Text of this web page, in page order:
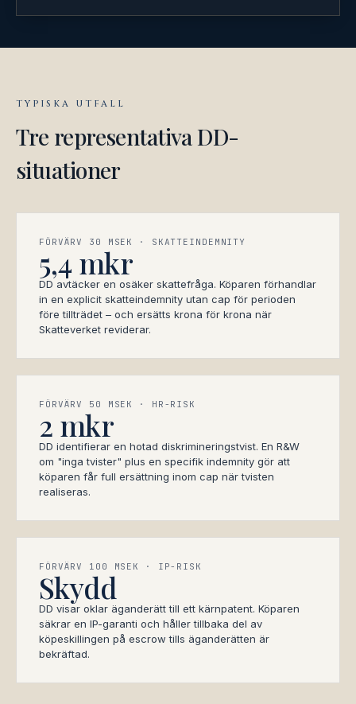
TYPISKA UTFALL
Tre representativa DD-
situationer
FÖRVÄRV 30 MSEK · SKATTEINDEMNITY
5,4 mkr
DD avtäcker en osäker skattefråga. Köparen förhandlar
in en explicit skatteindemnity utan cap för perioden
före tillträdet – och ersätts krona för krona när
Skatteverket reviderar.
FÖRVÄRV 50 MSEK · HR-RISK
2 mkr
DD identifierar en hotad diskrimineringstvist. En R&W
om "inga tvister" plus en specifik indemnity gör att
köparen får full ersättning inom cap när tvisten
realiseras.
FÖRVÄRV 100 MSEK · IP-RISK
Skydd
DD visar oklar äganderätt till ett kärnpatent. Köparen
säkrar en IP-garanti och håller tillbaka del av
köpeskillingen på escrow tills äganderätten är
bekräftad.